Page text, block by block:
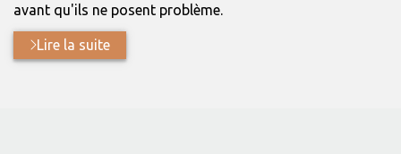
avant qu'ils ne posent problème.
Lire la suite